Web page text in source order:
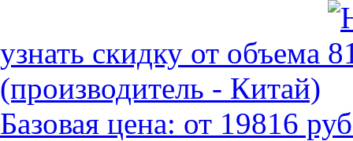
узнать скидку от объема
(производитель - Китай)
Базовая цена: от 19816